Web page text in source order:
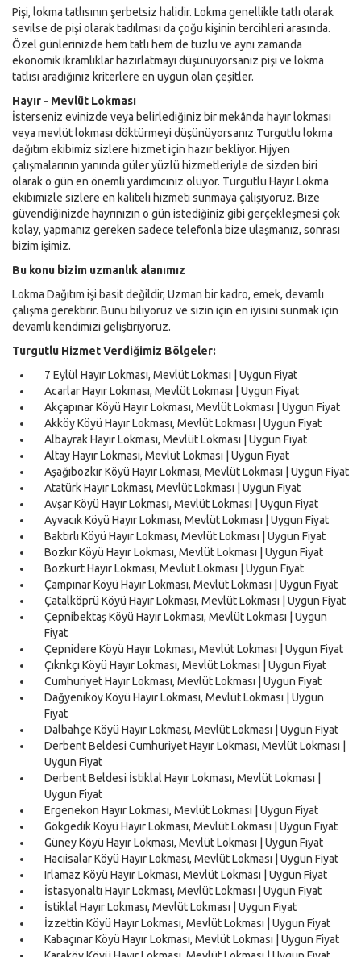
Pişi, lokma tatlısının şerbetsiz halidir. Lokma genellikle tatlı olarak
sevilse de pişi olarak tadılması da çoğu kişinin tercihleri arasında.
Özel günlerinizde hem tatlı hem de tuzlu ve aynı zamanda
ekonomik ikramlıklar hazırlatmayı düşünüyorsanız pişi ve lokma
tatlısı aradığınız kriterlere en uygun olan çeşitler.
Hayır - Mevlüt Lokması
İsterseniz evinizde veya belirlediğiniz bir mekânda hayır lokması
veya mevlüt lokması döktürmeyi düşünüyorsanız Turgutlu lokma
dağıtım ekibimiz sizlere hizmet için hazır bekliyor. Hijyen
çalışmalarının yanında güler yüzlü hizmetleriyle de sizden biri
olarak o gün en önemli yardımcınız oluyor. Turgutlu Hayır Lokma
ekibimizle sizlere en kaliteli hizmeti sunmaya çalışıyoruz. Bize
güvendiğinizde hayrınızın o gün istediğiniz gibi gerçekleşmesi çok
kolay, yapmanız gereken sadece telefonla bize ulaşmanız, sonrası
bizim işimiz.
Bu konu bizim uzmanlık alanımız
Lokma Dağıtım işi basit değildir, Uzman bir kadro, emek, devamlı
çalışma gerektirir. Bunu biliyoruz ve sizin için en iyisini sunmak için
devamlı kendimizi geliştiriyoruz.
Turgutlu Hizmet Verdiğimiz Bölgeler:
7 Eylül Hayır Lokması, Mevlüt Lokması | Uygun Fiyat
Acarlar Hayır Lokması, Mevlüt Lokması | Uygun Fiyat
Akçapınar Köyü Hayır Lokması, Mevlüt Lokması | Uygun Fiyat
Akköy Köyü Hayır Lokması, Mevlüt Lokması | Uygun Fiyat
Albayrak Hayır Lokması, Mevlüt Lokması | Uygun Fiyat
Altay Hayır Lokması, Mevlüt Lokması | Uygun Fiyat
Aşağıbozkır Köyü Hayır Lokması, Mevlüt Lokması | Uygun Fiyat
Atatürk Hayır Lokması, Mevlüt Lokması | Uygun Fiyat
Avşar Köyü Hayır Lokması, Mevlüt Lokması | Uygun Fiyat
Ayvacık Köyü Hayır Lokması, Mevlüt Lokması | Uygun Fiyat
Baktırlı Köyü Hayır Lokması, Mevlüt Lokması | Uygun Fiyat
Bozkır Köyü Hayır Lokması, Mevlüt Lokması | Uygun Fiyat
Bozkurt Hayır Lokması, Mevlüt Lokması | Uygun Fiyat
Çampınar Köyü Hayır Lokması, Mevlüt Lokması | Uygun Fiyat
Çatalköprü Köyü Hayır Lokması, Mevlüt Lokması | Uygun Fiyat
Çepnibektaş Köyü Hayır Lokması, Mevlüt Lokması | Uygun
Fiyat
Çepnidere Köyü Hayır Lokması, Mevlüt Lokması | Uygun Fiyat
Çıkrıkçı Köyü Hayır Lokması, Mevlüt Lokması | Uygun Fiyat
Cumhuriyet Hayır Lokması, Mevlüt Lokması | Uygun Fiyat
Dağyeniköy Köyü Hayır Lokması, Mevlüt Lokması | Uygun
Fiyat
Dalbahçe Köyü Hayır Lokması, Mevlüt Lokması | Uygun Fiyat
Derbent Beldesi Cumhuriyet Hayır Lokması, Mevlüt Lokması |
Uygun Fiyat
Derbent Beldesi İstiklal Hayır Lokması, Mevlüt Lokması |
Uygun Fiyat
Ergenekon Hayır Lokması, Mevlüt Lokması | Uygun Fiyat
Gökgedik Köyü Hayır Lokması, Mevlüt Lokması | Uygun Fiyat
Güney Köyü Hayır Lokması, Mevlüt Lokması | Uygun Fiyat
Hacıisalar Köyü Hayır Lokması, Mevlüt Lokması | Uygun Fiyat
Irlamaz Köyü Hayır Lokması, Mevlüt Lokması | Uygun Fiyat
İstasyonaltı Hayır Lokması, Mevlüt Lokması | Uygun Fiyat
İstiklal Hayır Lokması, Mevlüt Lokması | Uygun Fiyat
İzzettin Köyü Hayır Lokması, Mevlüt Lokması | Uygun Fiyat
Kabaçınar Köyü Hayır Lokması, Mevlüt Lokması | Uygun Fiyat